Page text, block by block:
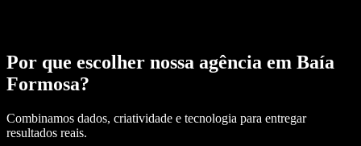
Por que escolher nossa agência em Baía
Formosa?
Combinamos dados, criatividade e tecnologia para entregar
resultados reais.